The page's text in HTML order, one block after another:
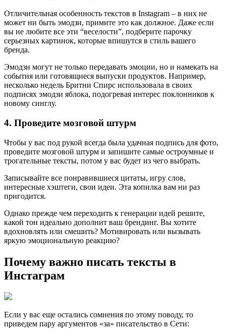
Отличительная особенность текстов в Instagram – в них не
может ни быть эмодзи, примите это как должное. Даже если
вы не любите все эти “веселости”, подберите парочку
серьезных картинок, которые впишутся в стиль вашего
бренда.
Эмодзи могут не только передавать эмоции, но и намекать на
события или готовящиеся выпуски продуктов. Например,
несколько недель Бритни Спирс использовала в своих
подписях эмодзи яблока, подогревая интерес поклонников к
новому синглу.
4. Проведите мозговой штурм
Чтобы у вас под рукой всегда была удачная подпись для фото,
проведите мозговой штурм и запишите самые остроумные и
трогательные тексты, потом у вас будет из чего выбрать.
Записывайте все понравившиеся цитаты, игру слов,
интересные хэштеги, свои идеи. Эта копилка вам ни раз
пригодится.
Однако прежде чем переходить к генерации идей решите,
какой тон идеально дополнит ваш брендинг. Вы хотите
вдохновлять или смешить? Мотивировать или вызывать
яркую эмоциональную реакцию?
Почему важно писать тексты в
Инстаграм
Если у вас еще остались сомнения по этому поводу, то
приведем пару аргументов «за» писательство в Сети: